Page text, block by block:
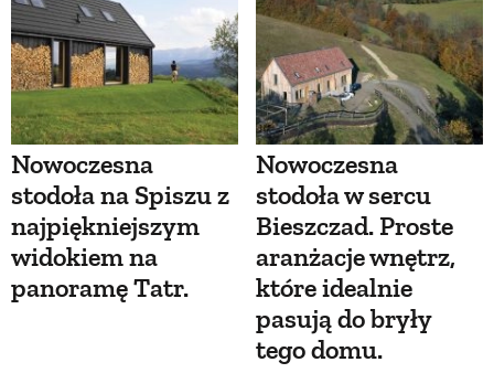
Nowoczesna
stodoła na Spiszu z
najpiękniejszym
widokiem na
panoramę Tatr.
Nowoczesna
stodoła w sercu
Bieszczad. Proste
aranżacje wnętrz,
które idealnie
pasują do bryły
tego domu.